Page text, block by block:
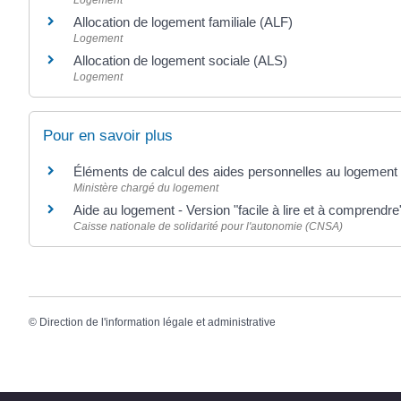
Allocation de logement familiale (ALF)
Logement
Allocation de logement sociale (ALS)
Logement
Pour en savoir plus
Éléments de calcul des aides personnelles au logement
Ministère chargé du logement
Aide au logement - Version "facile à lire et à
Caisse nationale de solidarité pour l'autonomie (CNSA)
© Direction de l'information légale et administrative